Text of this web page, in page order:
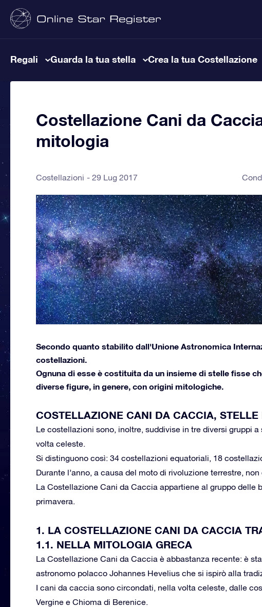
Regali Guarda la tua stella Crea la tua Costellazione
Costellazione Cani da
mitologia
Costellazioni 29 Lug 2017
Secondo quanto stabilito dall'Unione Astronomica
costellazioni.
Ognuna di esse è costituita da un insieme di stelle fisse
diverse figure, in genere, con origini mitologiche.
COSTELLAZIONE CANI DA CACCIA,
Le costellazioni sono, inoltre, suddivise in tre diversi gruppi
volta celeste.
Si distinguono così: 34 costellazioni equatoriali, 18
Durante l’anno, a causa del moto di rivoluzione terrestre,
La Costellazione Cani da Caccia appartiene al gruppo delle
primavera.
1. LA COSTELLAZIONE CANI DA CACCIA
1.1. NELLA MITOLOGIA GRECA
La Costellazione Cani da Caccia è abbastanza recente: è
astronomo polacco Johannes Hevelius che si ispirò alla
I cani da caccia sono circondati, nella volta celeste, dalle
Vergine e Chioma di Berenice.